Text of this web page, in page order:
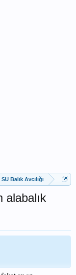
SU Balık Avcılığı
alabalık